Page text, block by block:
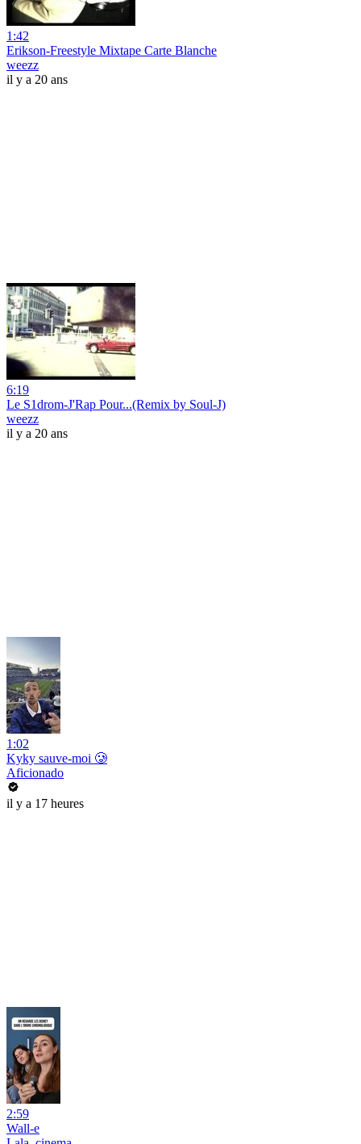
1:42
Erikson-Freestyle Mixtape Carte Blanche
weezz
il y a 20 ans
6:19
Le S1drom-J'Rap Pour...(Remix by Soul-J)
weezz
il y a 20 ans
1:02
Kyky sauve-moi 🥲
Aficionado
il y a 17 heures
2:59
Wall-e